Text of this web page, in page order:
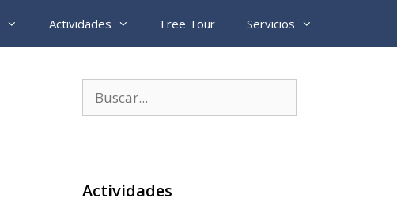
Actividades Free Tour Servicios
Actividades